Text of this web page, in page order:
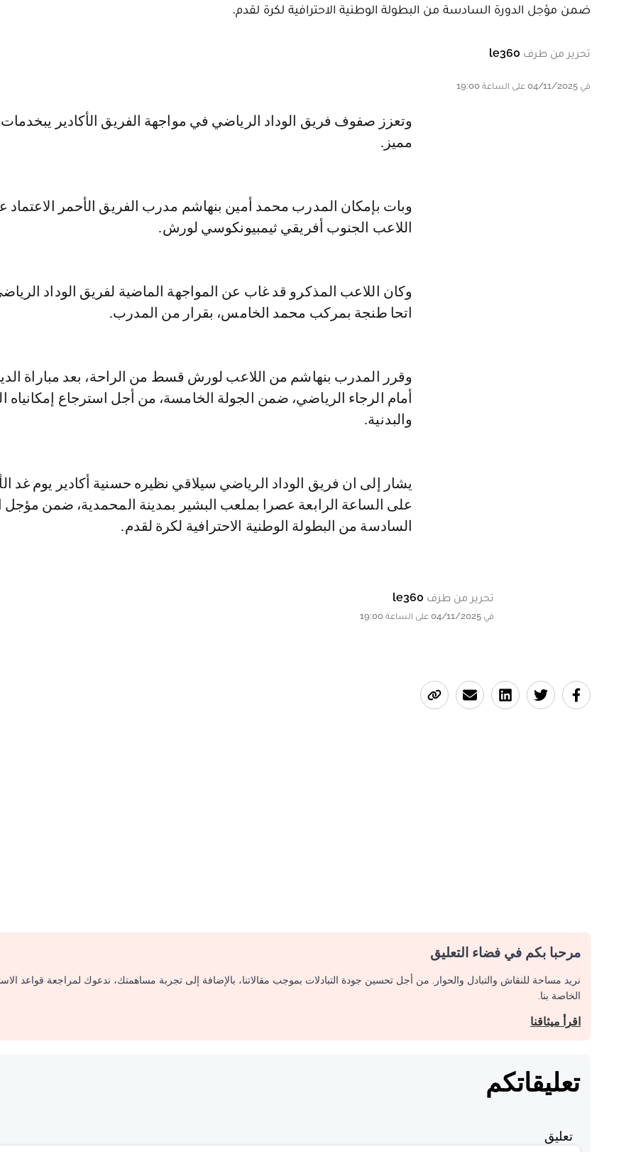
ضمن مؤجل الدورة السادسة من البطولة الوطنية الاحترافية لكرة لقدم.
تحرير من طرف le360
في 04/11/2025 على الساعة 19:00
وتعزز صفوف فريق الوداد الرياضي في مواجهة الفريق الأكادير يبخدمات لاعب
مميز.
وبات بإمكان المدرب محمد أمين بنهاشم مدرب الفريق الأحمر الاعتماد
اللاعب الجنوب أفريقي ثيمبيونكوسي لورش.
وكان اللاعب المذكرو قد غاب عن المواجهة الماضية لفريق الوداد
اتحا طنجة بمركب محمد الخامس، بقرار من المدرب.
وقرر المدرب بنهاشم من اللاعب لورش قسط من الراحة، بعد مباراة
أمام الرجاء الرياضي، ضمن الجولة الخامسة، من أجل استرجاع إمكانياه
والبدنية.
يشار إلى ان فريق الوداد الرياضي سيلاقي نظيره حسنية أكادير يوم غد
على الساعة الرابعة عصرا بملعب البشير بمدينة المحمدية، ضمن مؤجل
السادسة من البطولة الوطنية الاحترافية لكرة لقدم.
تحرير من طرف le360
في 04/11/2025 على الساعة 19:00
مرحبا بكم في فضاء التعليق
نريد مساحة للنقاش والتبادل والحوار. من أجل تحسين جودة التبادلات بموجب مقالاتنا، بالإضافة إلى تجربة مساهمتك، ندعوك لمراجعة قواعد
الخاصة بنا.
اقرأ ميثاقنا
تعليقاتكم
تعليق